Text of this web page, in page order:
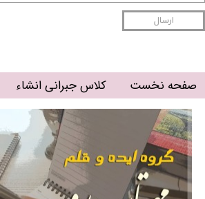
صفحه نخست کلاس جبرانی انشاء
ارسال